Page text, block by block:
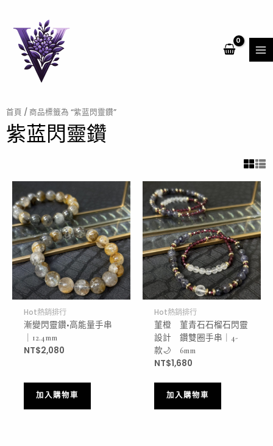
首頁 / 商品標籤為 “紫蓝閃靈鑽”
紫蓝閃靈鑽
Hot熱銷排行
漸變閃靈鑽•高能量手串
｜12.4mm
NT$2,080
加入購物車
Hot熱銷排行
菫橙
設計
款🌙
菫青石石榴石閃靈
鑽雙圈手串｜4-
6mm
NT$1,680
加入購物車